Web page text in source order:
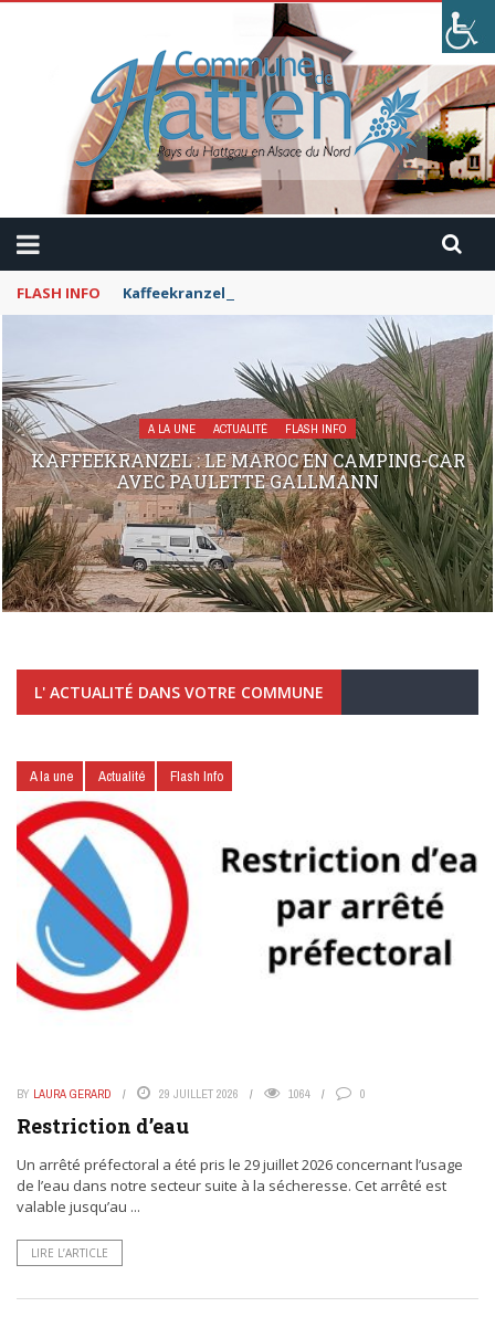
FLASH INFO Kaffeekranzel : Le Maroc en camping-car avec
A LA UNE ACTUALITÉ FLASH INFO
KAFFEEKRANZEL : LE MAROC EN CAMPING-CAR
AVEC PAULETTE GALLMANN
L' ACTUALITÉ DANS VOTRE COMMUNE
A la une Actualité Flash Info
BY LAURA GERARD 29 JUILLET 2026 1064 0
Restriction d’eau
Un arrêté préfectoral a été pris le 29 juillet 2026 concernant l’usage
de l’eau dans notre secteur suite à la sécheresse. Cet arrêté est
valable jusqu’au ...
LIRE L’ARTICLE